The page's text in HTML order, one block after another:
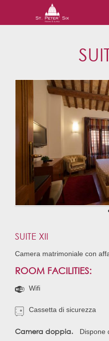
SUITE XII
Camera matrimoniale con
ROOM FACILITIES:
Wifi
Cassetta di sicurezza
Camera doppia.
Dispone